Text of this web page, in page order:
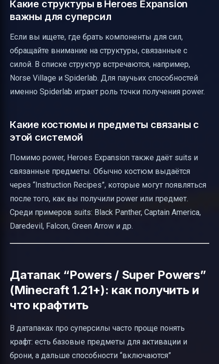
Какие структуры в Heroes Expansion
важны для суперсил
Если вы ищете, где брать компоненты для сил,
обращайте внимание на структуры, связанные с
силой. В списке структур встречаются, например,
Norse Village и Spiderlab. Для паучьих способностей
именно Spiderlab играет роль точки получения power.
Какие костюмы и предметы связаны с
этой системой
Помимо power, Heroes Expansion также даёт suits и
связанные предметы. Обычно костюм выдаётся
через “Instruction Recipes”, которые могут появляться
после того, как вы получили power или предмет.
Среди примеров suits: Black Panther, Captain America,
Daredevil, Falcon, Green Arrow и др.
Датапак “Powers / Super Powers”
(Minecraft 1.21+): как получить и
что крафтить
В датапаках про суперсилы часто проще понять
крафт: есть базовые предметы для активации и
брони, а дальше способности “включаются”